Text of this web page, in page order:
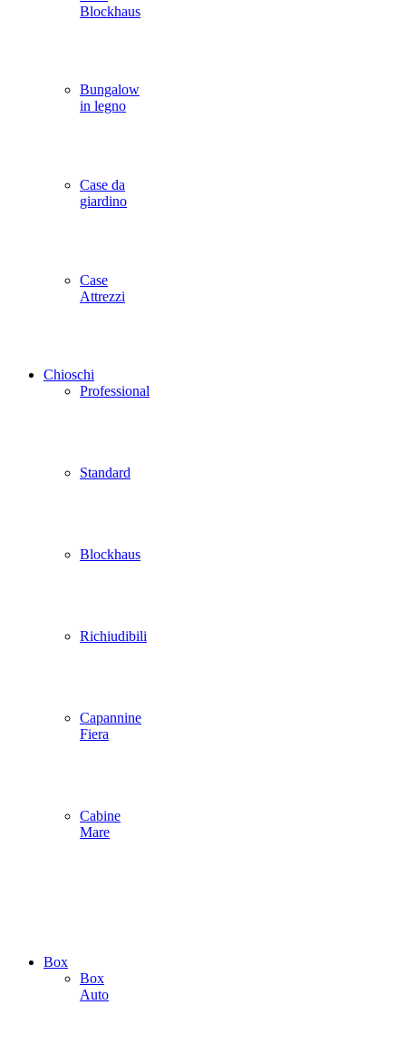
Blockhaus
Bungalow
in legno
Case da
giardino
Case
Attrezzi
Chioschi
Professional
Standard
Blockhaus
Richiudibili
Capannine
Fiera
Cabine
Mare
Box
Box
Auto